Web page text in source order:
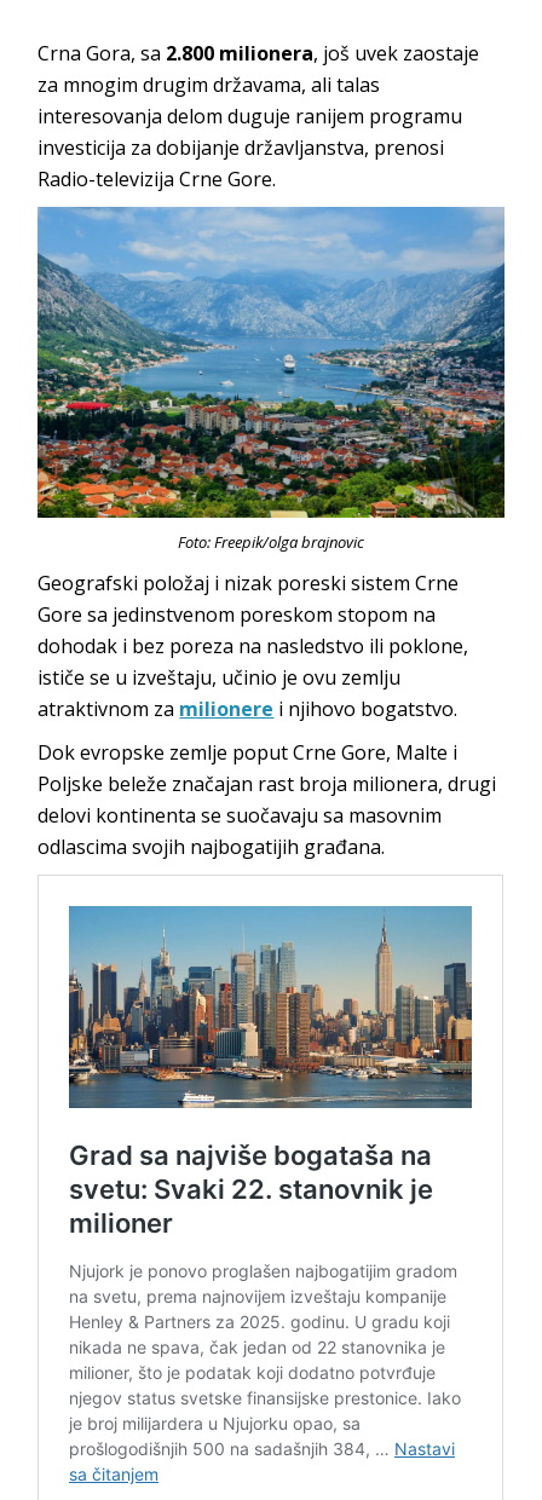
Crna Gora, sa 2.800 milionera, još uvek zaostaje
za mnogim drugim državama, ali talas
interesovanja delom duguje ranijem programu
investicija za dobijanje državljanstva, prenosi
Radio-televizija Crne Gore.
Foto: Freepik/olga brajnovic
Geografski položaj i nizak poreski sistem Crne
Gore sa jedinstvenom poreskom stopom na
dohodak i bez poreza na nasledstvo ili poklone,
ističe se u izveštaju, učinio je ovu zemlju
atraktivnom za milionere i njihovo bogatstvo.
Dok evropske zemlje poput Crne Gore, Malte i
Poljske beleže značajan rast broja milionera, drugi
delovi kontinenta se suočavaju sa masovnim
odlascima svojih najbogatijih građana.